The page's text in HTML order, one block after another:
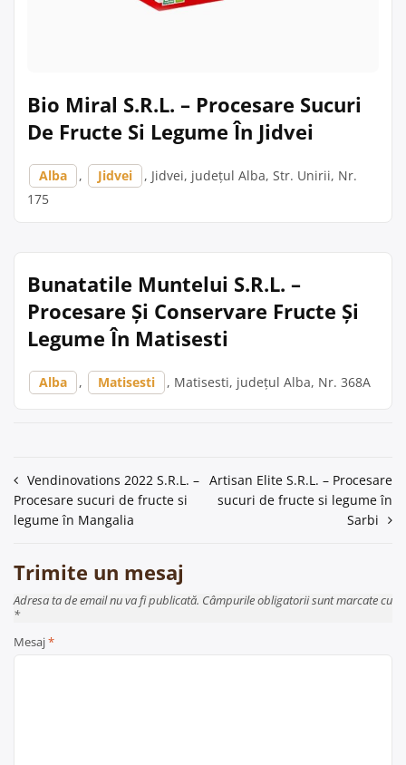
Bio Miral S.R.L. – Procesare Sucuri
De Fructe Si Legume În Jidvei
Alba , Jidvei
, Jidvei, județul Alba, Str. Unirii, Nr.
175
Bunatatile Muntelui S.R.L. –
Procesare Și Conservare Fructe Și
Legume În Matisesti
Alba , Matisesti , Matisesti, județul Alba, Nr. 368A
Navigare
în
Vendinovations 2022 S.R.L. –
Procesare sucuri de fructe si
legume în Mangalia
Artisan Elite S.R.L. – Procesare
sucuri de fructe si legume în
Sarbi
Trimite un mesaj
Adresa ta de email nu va fi publicată. Câmpurile obligatorii sunt marcate cu
*
Mesaj*